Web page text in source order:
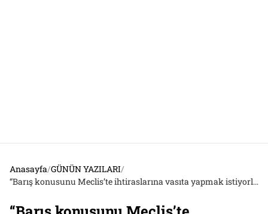
Anasayfa/GÜNÜN YAZILARI/
“Barış konusunu Meclis’te ihtiraslarına vasıta yapmak istiyorlardı”